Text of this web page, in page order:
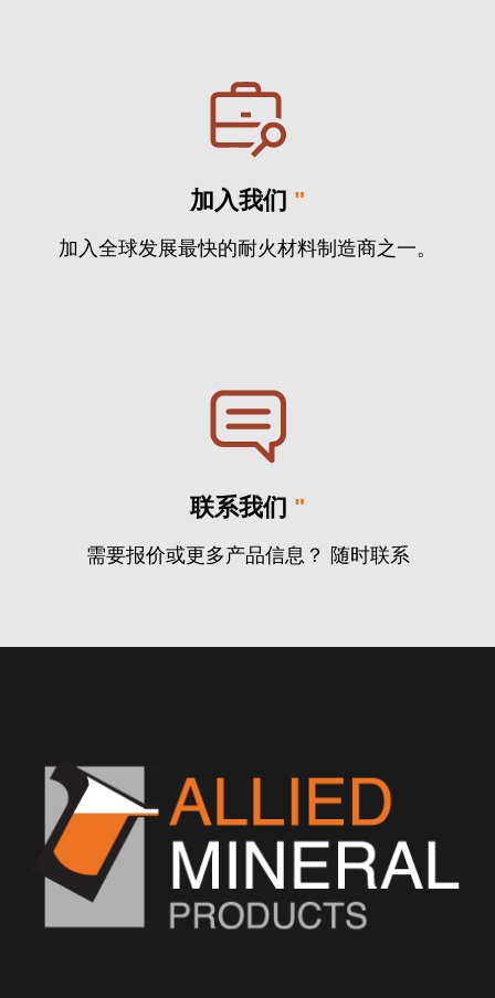
加入我们 "
加入全球发展最快的耐火材料制造商之一。
联系我们 "
需要报价或更多产品信息？ 随时联系